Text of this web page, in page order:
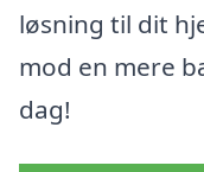
løsning til dit
mod en mere
dag!